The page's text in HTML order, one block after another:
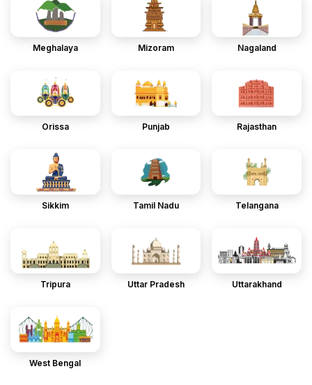
Meghalaya Mizoram Nagaland
Orissa Punjab Rajasthan
Sikkim Tamil Nadu Telangana
Tripura Uttar Pradesh Uttarakhand
West Bengal